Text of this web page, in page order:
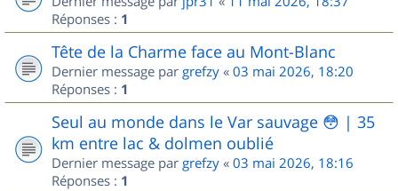
Réponses : 1
Tête de la Charme face au Mont-Blanc
Dernier message par grefzy « 03 mai 2026, 18:20
Réponses : 1
Seul au monde dans le Var sauvage 😳 | 35
km entre lac & dolmen oublié
Dernier message par grefzy « 03 mai 2026, 18:16
Réponses : 1